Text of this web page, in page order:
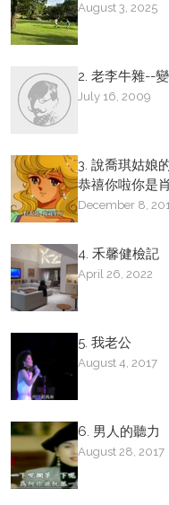
August 3, 2025
2. 老李牛雜--
July 16, 2009
3. 說喬琪姑娘
恭禧你啦你是
December 8,
4. 禾馨健檢記
April 26, 2022
5. 我老公
August 4, 2017
6. 男人的聽力
August 28, 2017